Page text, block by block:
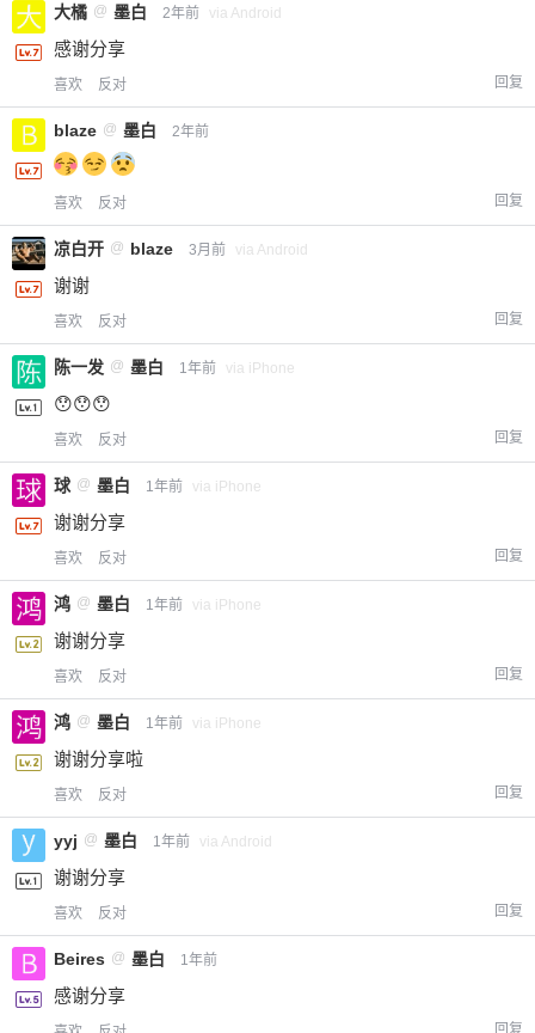
大橘 @ 墨白 2年前 via Android
感谢分享
喜欢 反对 回复
blaze @ 墨白 2年前
喜欢 反对 回复
凉白开 @ blaze 3月前 via Android
谢谢
喜欢 反对 回复
陈一发 @ 墨白 1年前 via iPhone
😯😯😯
喜欢 反对 回复
球 @ 墨白 1年前 via iPhone
谢谢分享
喜欢 反对 回复
鸿 @ 墨白 1年前 via iPhone
谢谢分享
喜欢 反对 回复
鸿 @ 墨白 1年前 via iPhone
谢谢分享啦
喜欢 反对 回复
yyj @ 墨白 1年前 via Android
谢谢分享
喜欢 反对 回复
Beires @ 墨白 1年前
感谢分享
回复